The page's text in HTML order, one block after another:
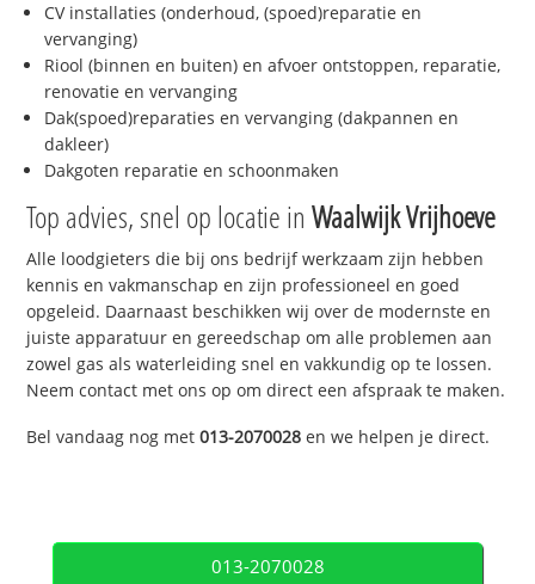
CV installaties (onderhoud, (spoed)reparatie en
vervanging)
Riool (binnen en buiten) en afvoer ontstoppen, reparatie,
renovatie en vervanging
Dak(spoed)reparaties en vervanging (dakpannen en
dakleer)
Dakgoten reparatie en schoonmaken
Top advies, snel op locatie inWaalwijk Vrijhoeve
Alle loodgieters die bij ons bedrijf werkzaam zijn hebben
kennis en vakmanschap en zijn professioneel en goed
opgeleid. Daarnaast beschikken wij over de modernste en
juiste apparatuur en gereedschap om alle problemen aan
zowel gas als waterleiding snel en vakkundig op te lossen.
Neem contact met ons op om direct een afspraak te maken.
Bel vandaag nog met013-2070028 en we helpen je direct.
013-2070028